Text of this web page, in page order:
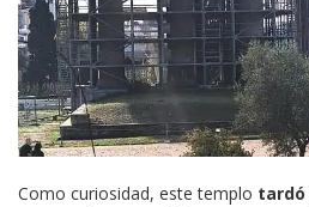
Como curiosidad, este templo tardó